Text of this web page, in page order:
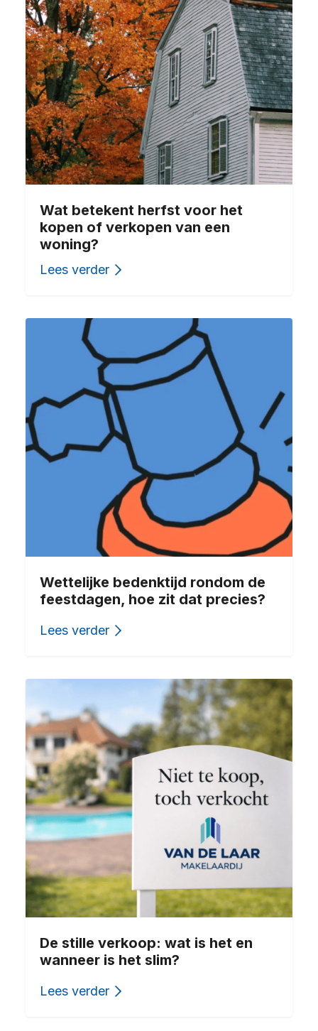
Wat betekent herfst voor het
kopen of verkopen van een
woning?
Lees verder
Wettelijke bedenktijd rondom de
feestdagen, hoe zit dat precies?
Lees verder
De stille verkoop: wat is het en
wanneer is het slim?
Lees verder